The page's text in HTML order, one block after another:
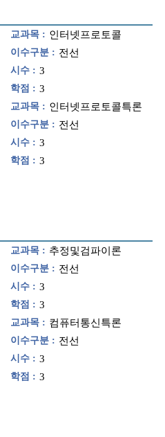
교과목 : 인터넷프로토콜
이수구분 : 전선
시수 : 3
학점 : 3
교과목 : 인터넷프로토콜특론
이수구분 : 전선
시수 : 3
학점 : 3
교과목 : 추정및검파이론
이수구분 : 전선
시수 : 3
학점 : 3
교과목 : 컴퓨터통신특론
이수구분 : 전선
시수 : 3
학점 : 3